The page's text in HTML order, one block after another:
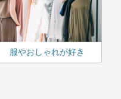
服やおしゃれが好き